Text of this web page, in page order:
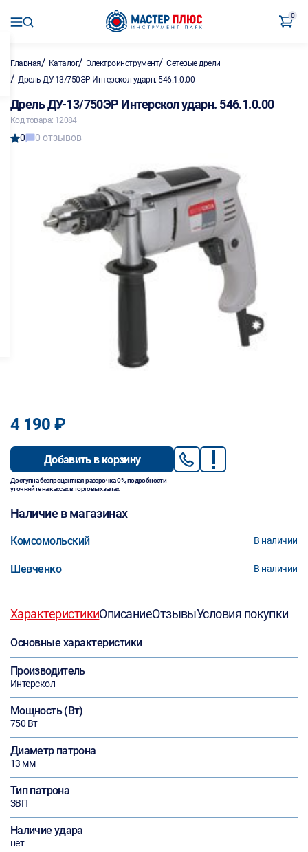
0
Главная/ Каталог/ Электроинструмент/Сетевые дрели
/ Дрель ДУ-13/750ЭР Интерскол ударн. 546.1.0.00
Дрель ДУ-13/750ЭР Интерскол ударн. 546.1.0.00
Код товара: 12084
0 0 отзывов
4 190 ₽
Добавить в корзину
Доступна беспроцентная рассрочка 0%, подробности
уточняйте на кассах в торговых залах.
Наличие в магазинах
Комсомольский В наличии
Шевченко В наличии
ХарактеристикиОписаниеОтзывыУсловия покупки
Основные характеристики
Производитель
Интерскол
Мощность (Вт)
750 Вт
Диаметр патрона
13 мм
Тип патрона
ЗВП
Наличие удара
нет